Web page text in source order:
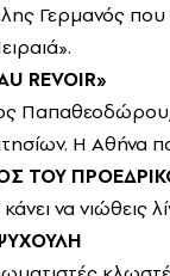
Γερμανός
REVOIR»
Παπαθεοδώρου,
Η Αθήνα
ΤΟΥ
να νιώθεις